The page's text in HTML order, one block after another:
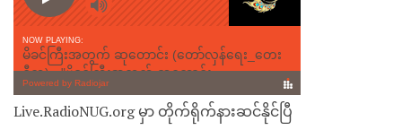
Live.RadioNUG.org မှာ တိုက်ရိုက်နားဆင်နိုင်ပြီ